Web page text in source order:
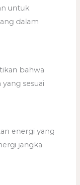
untuk
dalam
bahwa
sesuai
energi yang
jangka